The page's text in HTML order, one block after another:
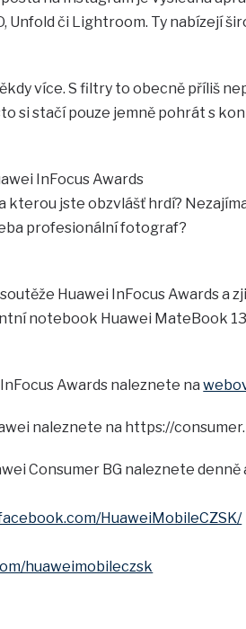
Unfold či Lightroom. Ty nabízejí
více. S filtry to obecně příliš
si stačí pouze jemně pohrát s
InFocus Awards
jste obzvlášť hrdí?
profesionální fotograf?
Huawei InFocus Awards a
notebook Huawei MateBook
Awards naleznete na
naleznete na https://
Consumer BG naleznete denně
HuaweiMobileCZSK/
huaweimobileczsk